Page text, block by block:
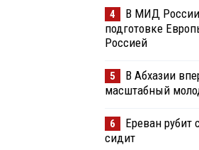
4
В МИД России
подготовке
Россией
5
В Абхазии
масштабный
6
Ереван рубит
сидит